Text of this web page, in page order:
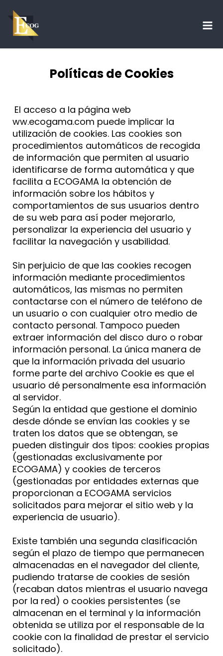
contenido
Políticas de Cookies
El acceso a la página web
ww.ecogama.com puede implicar la
utilización de cookies. Las cookies son
procedimientos automáticos de recogida
de información que permiten al usuario
identificarse de forma automática y que
facilita a ECOGAMA la obtención de
información sobre los hábitos y
comportamientos de sus usuarios dentro
de su web para así poder mejorarlo,
personalizar la experiencia del usuario y
facilitar la navegación y usabilidad.
Sin perjuicio de que las cookies recogen
información mediante procedimientos
automáticos, las mismas no permiten
contactarse con el número de teléfono de
un usuario o con cualquier otro medio de
contacto personal. Tampoco pueden
extraer información del disco duro o robar
información personal. La única manera de
que la información privada del usuario
forme parte del archivo Cookie es que el
usuario dé personalmente esa información
al servidor.
Según la entidad que gestione el dominio
desde dónde se envían las cookies y se
traten los datos que se obtengan, se
pueden distinguir dos tipos: cookies propias
(gestionadas exclusivamente por
ECOGAMA) y cookies de terceros
(gestionadas por entidades externas que
proporcionan a ECOGAMA servicios
solicitados para mejorar el sitio web y la
experiencia de usuario).
Existe también una segunda clasificación
según el plazo de tiempo que permanecen
almacenadas en el navegador del cliente,
pudiendo tratarse de cookies de sesión
(recaban datos mientras el usuario navega
por la red) o cookies persistentes (se
almacenan en el terminal y la información
obtenida se utiliza por el responsable de la
cookie con la finalidad de prestar el servicio
solicitado).